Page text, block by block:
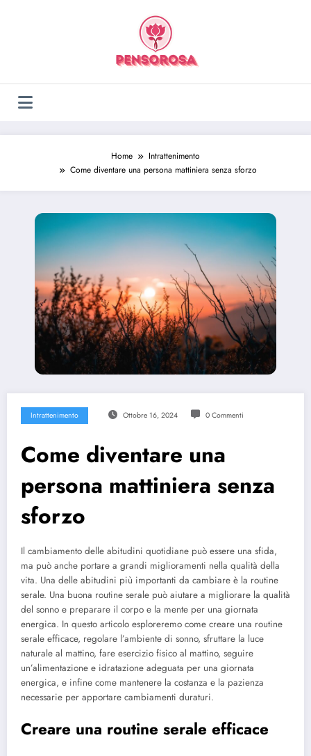
Home
Intrattenimento
Come diventare una persona mattiniera senza sforzo
Intrattenimento Ottobre 16, 2024 0 Commenti
Come diventare una
persona mattiniera senza
sforzo
Il cambiamento delle abitudini quotidiane può essere una sfida,
ma può anche portare a grandi miglioramenti nella qualità della
vita. Una delle abitudini più importanti da cambiare è la routine
serale. Una buona routine serale può aiutare a migliorare la qualità
del sonno e preparare il corpo e la mente per una giornata
energica. In questo articolo esploreremo come creare una routine
serale efficace, regolare l’ambiente di sonno, sfruttare la luce
naturale al mattino, fare esercizio fisico al mattino, seguire
un’alimentazione e idratazione adeguata per una giornata
energica, e infine come mantenere la costanza e la pazienza
necessarie per apportare cambiamenti duraturi.
Creare una routine serale efficace